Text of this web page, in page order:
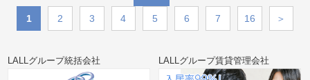
1 2 3 4 5 6 7 16 ＞
LALLグループ統括会社 LALLグループ賃貸管理会社